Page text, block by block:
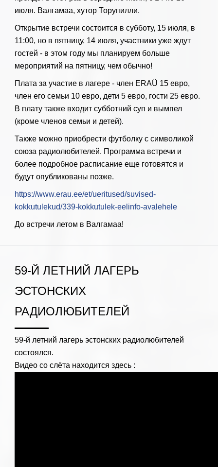
июля. Валгамаа, хутор Торупилли.
Открытие встречи состоится в субботу, 15 июля, в
11:00, но в пятницу, 14 июля, участники уже ждут
гостей - в этом году мы планируем больше
мероприятий на пятницу, чем обычно!
Плата за участие в лагере - член ERAÜ 15 евро,
член его семьи 10 евро, дети 5 евро, гости 25 евро.
В плату также входит субботний суп и вымпел
(кроме членов семьи и детей).
Также можно приобрести футболку с символикой
союза радиолюбителей. Программа встречи и
более подробное расписание еще готовятся и
будут опубликованы позже.
https://www.erau.ee/et/ueritused/suvised-
kokkutulekud/339-kokkutulek-eelinfo-avalehele
До встречи летом в Валгамаа!
59-Й ЛЕТНИЙ ЛАГЕРЬ
ЭСТОНСКИХ
РАДИОЛЮБИТЕЛЕЙ
59-й летний лагерь эстонских радиолюбителей
состоялся.
Видео со слёта находится здесь :